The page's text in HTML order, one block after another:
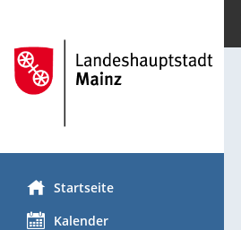
Startseite
Kalender